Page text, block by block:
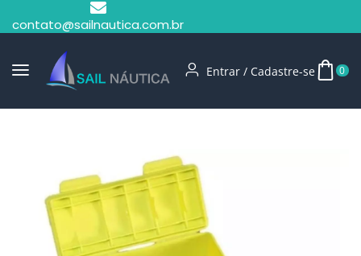
contato@sailnautica.com.br
Entrar / Cadastre-se 0